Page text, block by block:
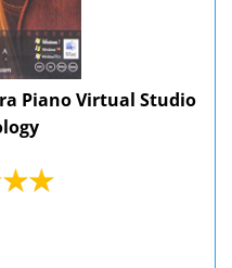
Piano Virtual Studio